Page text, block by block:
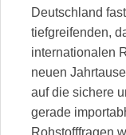
Deutschland
tiefgreifenden,
internationalen
neuen
auf die sichere
gerade
Rohstofffragen